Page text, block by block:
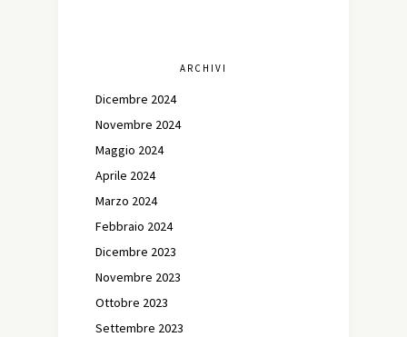
ARCHIVI
Dicembre 2024
Novembre 2024
Maggio 2024
Aprile 2024
Marzo 2024
Febbraio 2024
Dicembre 2023
Novembre 2023
Ottobre 2023
Settembre 2023